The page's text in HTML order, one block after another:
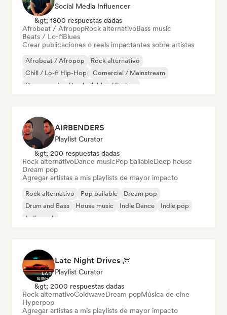
Social Media Influencer
&gt; 1800 respuestas dadas
Afrobeat / AfropopRock alternativoBass music
Beats / Lo-fiBlues
Crear publicaciones o reels impactantes sobre artistas
Afrobeat / Afropop
Rock alternativo
Chill / Lo-fi Hip-Hop
Comercial / Mainstream
Dance music
Pop bailable
Hip-hop
AIRBENDERS
Playlist Curator
&gt; 200 respuestas dadas
Rock alternativoDance musicPop bailableDeep house
Dream pop
Agregar artistas a mis playlists de mayor impacto
Rock alternativo Pop bailable
Dream pop
Drum and Bass
House music Indie Dance
Indie pop
Indie rock
Late Night Drives 🎆
Playlist Curator
&gt; 2000 respuestas dadas
Rock alternativoColdwaveDream popMúsica de cine
Hyperpop
Agregar artistas a mis playlists de mayor impacto